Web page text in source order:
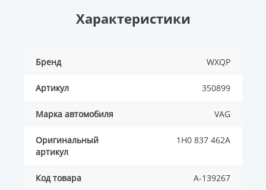
Характеристики
Бренд WXQP
Артикул 350899
Марка автомобиля VAG
Оригинальный
артикул
1H0 837 462A
Код товара A-139267